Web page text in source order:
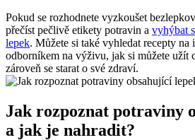
Pokud se rozhodnete vyzkoušet
přečíst pečlivě etikety potravin a vyhýbat
lepek. Můžete si také vyhledat recepty na
odborníkem na výživu, jak si můžete užít
zároveň se starat o své zdraví.
Jak rozpoznat potraviny
a jak je nahradit?